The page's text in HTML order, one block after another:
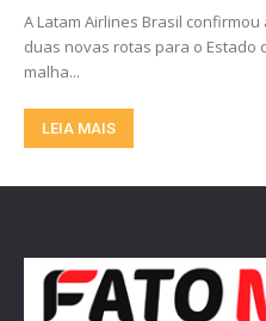
A Latam Airlines Brasil
duas novas rotas para o
malha...
LEIA MAIS